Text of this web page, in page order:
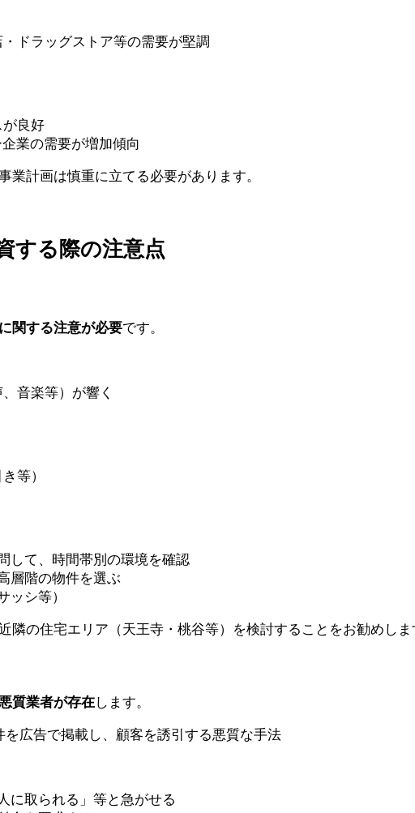
ドラッグストア等の需要が堅調
が良好
業の需要が増加傾向
計画は慎重に立てる必要があります。
する際の注意点
関する注意が必要です。
音楽等）が響く
等）
して、時間帯別の環境を確認
層階の物件を選ぶ
ッシ等）
隣の住宅エリア（天王寺・桃谷等）を検討することをお勧めしま
質業者が存在します。
広告で掲載し、顧客を誘引する悪質な手法
に取られる」等と急がせる